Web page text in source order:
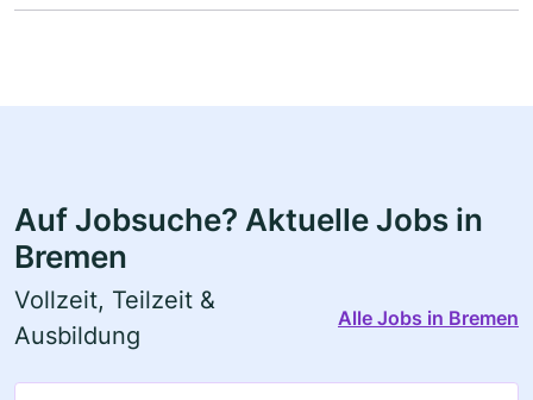
Maßnahmen waren nicht nur klar verständlich und
Auf Jobsuche? Aktuelle Jobs in
Bremen
Vollzeit, Teilzeit &
Ausbildung
Alle Jobs in Bremen